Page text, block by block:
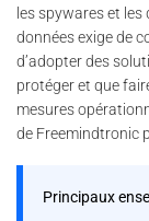
les spywares et
données exige de
d’adopter des
protéger et que
mesures
de Freemindtronic
Principaux